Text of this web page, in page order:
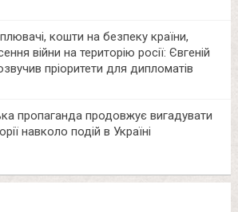
кошти на безпеку країни,
війни на територію росії: Євгеній
пріоритети для дипломатів
пропаганда продовжує вигадувати
навколо подій в Україні